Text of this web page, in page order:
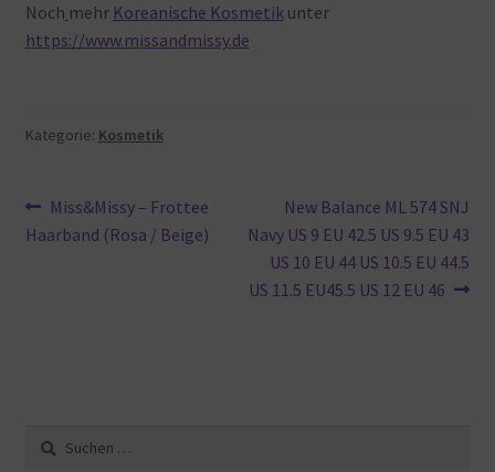
Noch mehr Koreanische Kosmetikunter
https://www.missandmissy.de
Kategorie: Kosmetik
Beitragsnavigation
Vorheriger
Beitrag:
Miss&Missy – Frottee
Haarband (Rosa / Beige)
Nächster
Beitrag:
New Balance ML 574 SNJ
Navy US 9 EU 42.5 US 9.5 EU 43
US 10 EU 44 US 10.5 EU 44.5
US 11.5 EU45.5 US 12 EU 46
Suche
nach: